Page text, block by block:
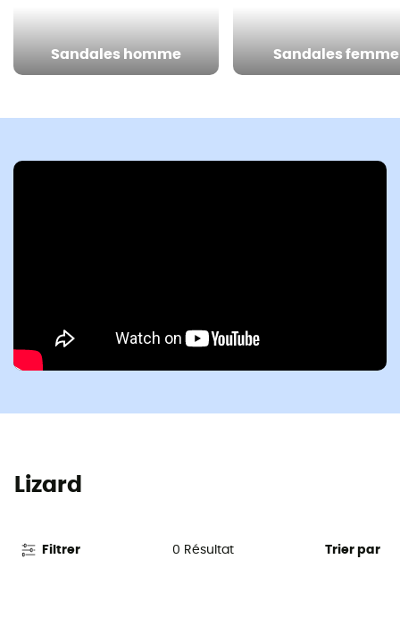
Sandales homme Sandales femme
Lizard
Filtrer 0 Résultat Trier par